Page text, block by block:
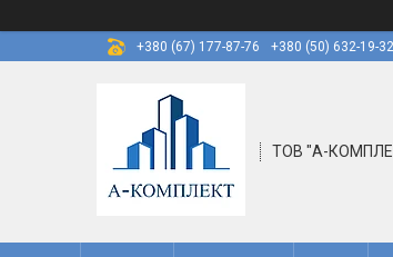
+380 (67) 177-87-76 +380 (50) 632-19-32
ТОВ "А-